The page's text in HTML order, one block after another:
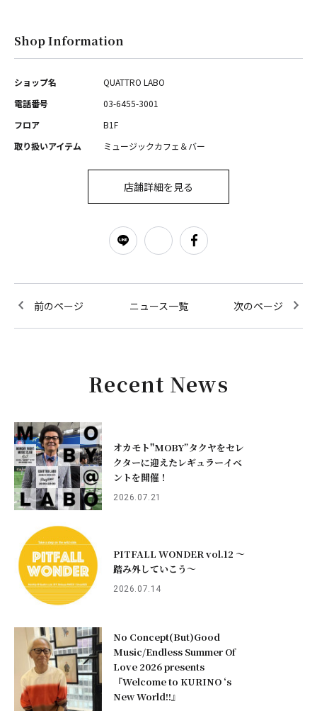
Shop Information
ショップ名
QUATTRO LABO
電話番号
03-6455-3001
フロア
B1F
取り扱いアイテム
ミュージックカフェ＆バー
店舗詳細を見る
前のページ ニュース一覧 次のページ
Recent News
オカモト"MOBY”タクヤをセレ
クターに迎えたレギュラーイベ
ントを開催！
2026.07.21
PITFALL WONDER vol.12 ～
踏み外していこう〜
2026.07.14
No Concept(But)Good
Music/Endless Summer Of
Love 2026 presents
『Welcome to KURINO ‘s
New World!!』